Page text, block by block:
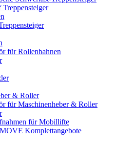
für Rollenbahnen
& Roller
für Maschinenheber & Roller
für Mobillifte
Komplettangebote